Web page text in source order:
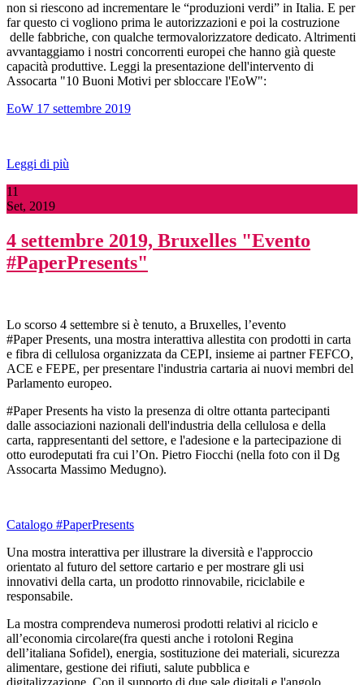
non si riescono ad incrementare le “produzioni verdi” in Italia. E per
far questo ci vogliono prima le autorizzazioni e poi la costruzione
delle fabbriche, con qualche termovalorizzatore dedicato. Altrimenti
avvantaggiamo i nostri concorrenti europei che hanno già queste
capacità produttive. Leggi la presentazione dell'intervento di
Assocarta "10 Buoni Motivi per sbloccare l'EoW":
EoW 17 settembre 2019
Leggi di più
11
Set, 2019
4 settembre 2019, Bruxelles "Evento
#PaperPresents"
Lo scorso 4 settembre si è tenuto, a Bruxelles, l’evento
#Paper Presents, una mostra interattiva allestita con prodotti in carta
e fibra di cellulosa organizzata da CEPI, insieme ai partner FEFCO,
ACE e FEPE, per presentare l'industria cartaria ai nuovi membri del
Parlamento europeo.
#Paper Presents ha visto la presenza di oltre ottanta partecipanti
dalle associazioni nazionali dell'industria della cellulosa e della
carta, rappresentanti del settore, e l'adesione e la partecipazione di
otto eurodeputati fra cui l’On. Pietro Fiocchi (nella foto con il Dg
Assocarta Massimo Medugno).
Catalogo #PaperPresents
Una mostra interattiva per illustrare la diversità e l'approccio
orientato al futuro del settore cartario e per mostrare gli usi
innovativi della carta, un prodotto rinnovabile, riciclabile e
responsabile.
La mostra comprendeva numerosi prodotti relativi al riciclo e
all’economia circolare(fra questi anche i rotoloni Regina
dell’italiana Sofidel), energia, sostituzione dei materiali, sicurezza
alimentare, gestione dei rifiuti, salute pubblica e
digitalizzazione. Con il supporto di due sale digitali e l'angolo